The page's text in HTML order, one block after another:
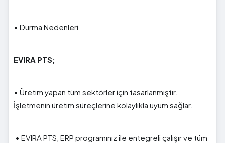
• Durma Nedenleri
EVIRA PTS;
• Üretim yapan tüm sektörler için tasarlanmıştır.
İşletmenin üretim süreçlerine kolaylıkla uyum sağlar.
• EVIRA PTS, ERP programınız ile entegreli çalışır ve tüm